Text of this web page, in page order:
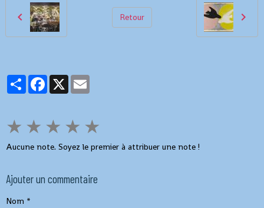
Retour
PartagerFacebook
X
★ ★ ★ ★ ★
Aucune note. Soyez le premier à attribuer une note !
Ajouter un commentaire
Nom